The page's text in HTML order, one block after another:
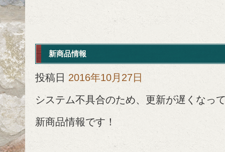
新商品情報
投稿日 2016年10月27日
システム不具合のため、更新が遅くなっ
新商品情報です！